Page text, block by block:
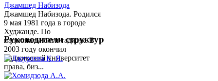
Джамшед Набизода
Джамшед Набизода. Родился
9 мая 1981 года в городе
Худжанде. По
национальности таджик. В
2003 году окончил
Таджикский университет
права, биз...
Руководители структур